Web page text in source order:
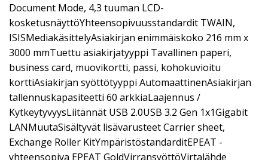
Document Mode, 4,3 tuuman LCD-
kosketusnäyttöYhteensopivuusstandardit TWAIN,
ISISMediakäsittelyAsiakirjan enimmäiskoko 216 mm x
3000 mmTuettu asiakirjatyyppi Tavallinen paperi,
business card, muovikortti, passi, kohokuvioitu
korttiAsiakirjan syöttötyyppi AutomaattinenAsiakirjan
tallennuskapasiteetti 60 arkkiaLaajennus /
KytkeytyvyysLiitännät USB 2.0USB 3.2 Gen 1x1Gigabit
LANMuutaSisältyvät lisävarusteet Carrier sheet,
Exchange Roller KitYmpäristöstandarditEPEAT -
yhteensopiva EPEAT GoldVirransyöttöVirtalähde